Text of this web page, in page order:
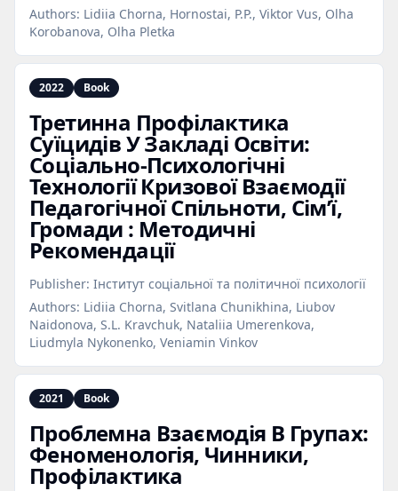
Authors: Lidiia Chorna, Hornostai, P.P., Viktor Vus, Olha
Korobanova, Olha Pletka
2022 Book
Третинна Профілактика
Суїцидів У Закладі Освіти:
Соціально‑Психологічні
Технології Кризової Взаємодії
Педагогічної Спільноти, Сім’ї,
Громади : Методичні
Рекомендації
Publisher: Інститут соціальної та політичної психології
Authors: Lidiia Chorna, Svitlana Chunikhina, Liubov
Naidonova, S.L. Kravchuk, Nataliia Umerenkova,
Liudmyla Nykonenko, Veniamin Vinkov
2021 Book
Проблемна Взаємодія В Групах:
Феноменологія, Чинники,
Профілактика